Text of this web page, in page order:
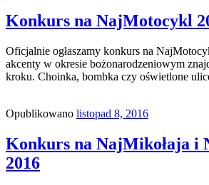
Konkurs na NajMotocykl
Oficjalnie ogłaszamy konkurs na
akcenty w okresie bożonarodzeniowym
kroku. Choinka, bombka czy oświetlone
Opublikowano listopad 8, 2016
Konkurs na NajMikołaja i
2016